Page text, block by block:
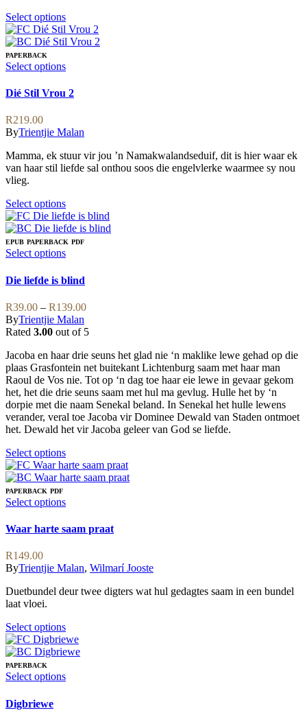
Select optionsThis
product
has
variants.
options
chosen
on
the
product
PAPERBACK
Select optionsThis
has
The
options
may
be
the
product
page
Dié Stil Vrou 2
R219.00
ByTrientjie Malan
Mamma, ek stuur vir jou ’n Namakwalandseduif, dit is hier waar ek
van haar stil liefde sal onthou soos die engelvlerke waarmee sy nou
vlieg.
Select optionsThis
product
has
multiple
variants.
options
may
be
chosen
on
the
product
page
EPUB PAPERBACK PDF
Select optionsThis
has
multiple
variants.
The
options
may
be
chosen
on
the
product
page
Die liefde is blind
R39.00 – R139.00Price
R39.00
R139.00
ByTrientjie Malan
Rated 3.00 out of 5
Jacoba en haar drie seuns het glad nie ‘n maklike lewe gehad op die
plaas Grasfontein net buitekant Lichtenburg saam met haar man
Raoul de Vos nie. Tot op ‘n dag toe haar eie lewe in gevaar gekom
het, het die drie seuns saam met hul ma gevlug. Hulle het by ‘n
dorpie met die naam Senekal beland. In Senekal het hulle lewens
verander, veral toe Jacoba vir Dominee Dewald van Staden ontmoet
het. Dewald het vir Jacoba geleer van God se liefde.
Select optionsThis
product
has
variants.
options
chosen
on
the
PAPERBACK PDF
Select optionsThis
has
multiple
The
options
may
on
the
product
Waar harte saam praat
R149.00
ByTrientjie Malan, Wilmarí Jooste
Duetbundel deur twee digters wat hul gedagtes saam in een bundel
laat vloei.
Select optionsThis
product
has
variants.
PAPERBACK
Select optionsThis
Digbriewe